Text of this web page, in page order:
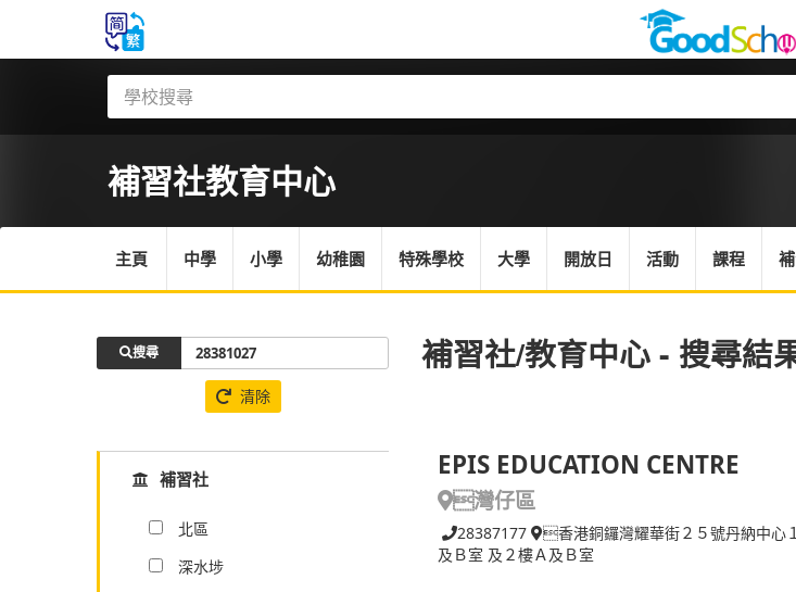
補習社教育中心
主頁 中學 小學 幼稚園 特殊學校 大學 開放日 活動 課程
補習社/教育中心 - 搜尋結
EPIS EDUCATION CENTRE
灣仔區
28387177
香港銅鑼灣耀華街２５號丹納中心
及Ｂ室 及２樓Ａ及Ｂ室
搜尋
清除
補習社
北區
深水埗